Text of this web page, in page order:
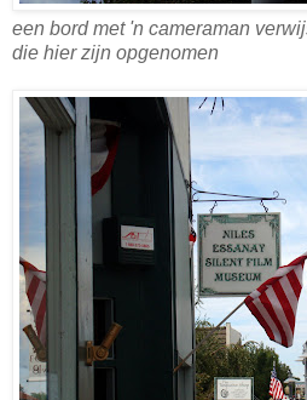
een bord met 'n cameraman
die hier zijn opgenomen